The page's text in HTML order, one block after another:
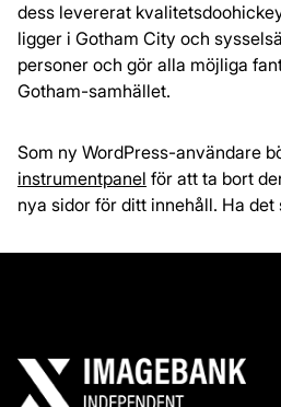
dess levererat
ligger i Gotham City och
personer och gör alla möjliga
Gotham-samhället.
Som ny WordPress-användare
instrumentpanel för att ta bort
nya sidor för ditt innehåll. Ha det